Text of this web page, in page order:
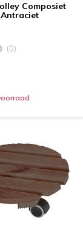
Composiet
(0)